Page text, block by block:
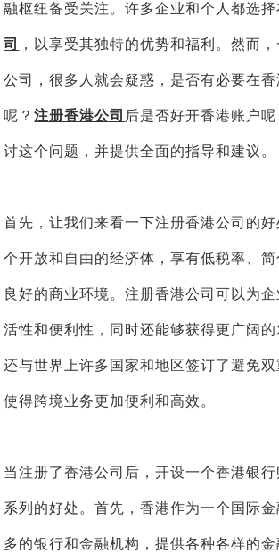
融枢纽备受关注。许多企业和个人都选
司 ，以享受其独特的优势和福利。然而
公司，很多人就会疑惑，是否有必要在
呢？注册香港公司 后是否好开香港账户
讨这个问题，并提供全面的指导和建议。
首先，让我们来看一下注册香港公司的
个开放和自由的经济体，享有低税率、
良好的商业环境。注册香港公司可以为
活性和便利性，同时还能够获得更广阔
还与世界上许多国家和地区签订了避免双
使得跨境业务更加便利和高效。
当注册了香港公司后，开设一个香港银
系列的好处。首先，香港作为一个国际
多的银行和金融机构，提供各种各样的金